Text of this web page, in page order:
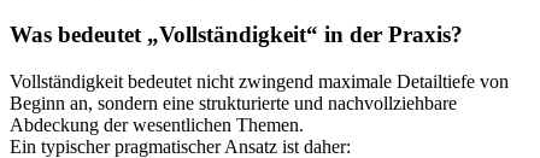
Was bedeutet „Vollständigkeit“ in der Praxis?
Vollständigkeit bedeutet nicht zwingend maximale Detailtiefe von
Beginn an, sondern eine strukturierte und nachvollziehbare
Abdeckung der wesentlichen Themen.
Ein typischer pragmatischer Ansatz ist daher: